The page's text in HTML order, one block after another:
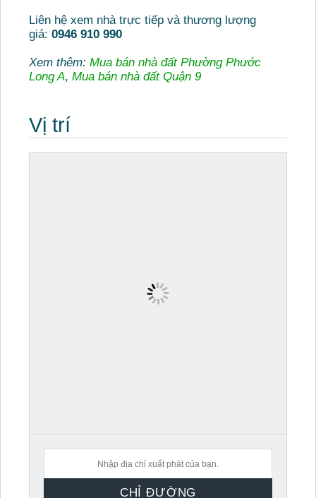
Liên hệ xem nhà trực tiếp và thương lượng
giá: 0946 910 990
Xem thêm: Mua bán nhà đất Phường Phước
Long A, Mua bán nhà đất Quận 9
Vị trí